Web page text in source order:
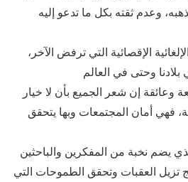
الإقصائية التي ترفض الآخر،
وعائقة إن شعر الجميع بأن لا خيار
فهي أمان المجتمعات وبها يتحقق
يضم نخبة من المفكرين والباحثين
تزيل العقبات وتحقق الطموحات التي